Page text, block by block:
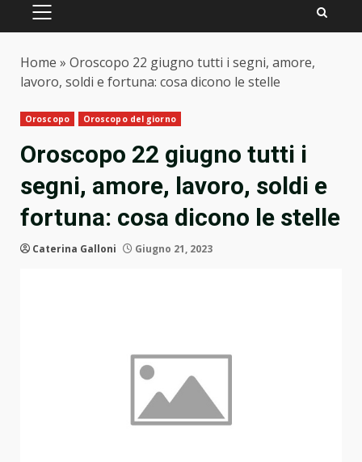
PRIMARY
Home » Oroscopo 22 giugno tutti i segni, amore,
lavoro, soldi e fortuna: cosa dicono le stelle
Oroscopo Oroscopo del giorno
Oroscopo 22 giugno tutti i
segni, amore, lavoro, soldi e
fortuna: cosa dicono le stelle
Caterina Galloni Giugno 21, 2023